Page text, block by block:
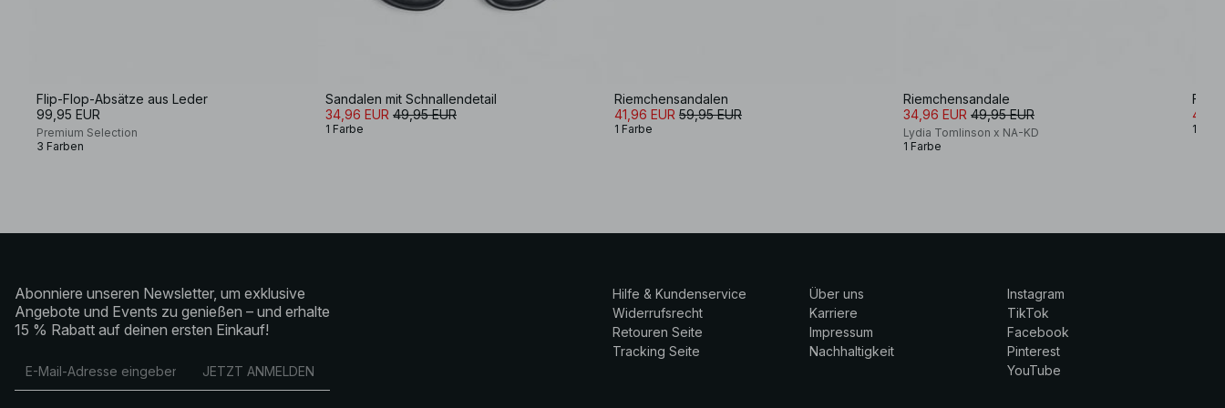
Flip-Flop-Absätze aus Leder
99,95 EUR
Premium Selection
3 Farben
Sandalen mit Schnallendetail
34,96 EUR 49,95 EUR
1 Farbe
Riemchensandalen
41,96 EUR 59,95 EUR
1 Farbe
Riemchensandale
34,96 EUR 49,95 EUR
Lydia Tomlinson x NA-KD
1 Farbe
1
Abonniere unseren Newsletter, um exklusive
Angebote und Events zu genießen – und erhalte
15 % Rabatt auf deinen ersten Einkauf!
JETZT ANMELDEN
Hilfe & Kundenservice
Widerrufsrecht
Retouren Seite
Tracking Seite
Über uns
Karriere
Impressum
Nachhaltigkeit
Instagram
TikTok
Facebook
Pinterest
YouTube